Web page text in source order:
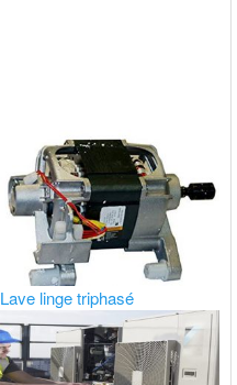
Lave linge triphasé